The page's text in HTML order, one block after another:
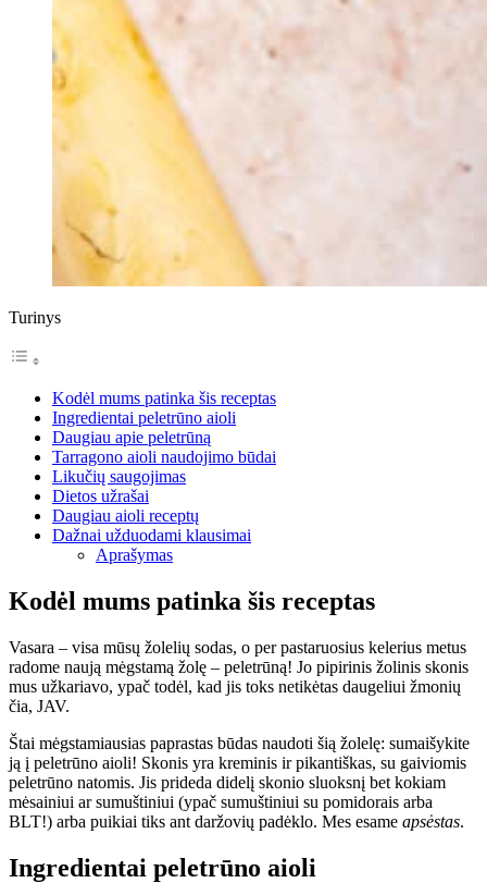
Turinys
Kodėl mums patinka šis receptas
Ingredientai peletrūno aioli
Daugiau apie peletrūną
Tarragono aioli naudojimo būdai
Likučių saugojimas
Dietos užrašai
Daugiau aioli receptų
Dažnai užduodami klausimai
Aprašymas
Kodėl mums patinka šis receptas
Vasara – visa mūsų žolelių sodas, o per pastaruosius kelerius metus
radome naują mėgstamą žolę – peletrūną! Jo pipirinis žolinis skonis
mus užkariavo, ypač todėl, kad jis toks netikėtas daugeliui žmonių
čia, JAV.
Štai mėgstamiausias paprastas būdas naudoti šią žolelę: sumaišykite
ją į peletrūno aioli! Skonis yra kreminis ir pikantiškas, su gaiviomis
peletrūno natomis. Jis prideda didelį skonio sluoksnį bet kokiam
mėsainiui ar sumuštiniui (ypač sumuštiniui su pomidorais arba
BLT!) arba puikiai tiks ant daržovių padėklo. Mes esame apsėstas.
Ingredientai peletrūno aioli